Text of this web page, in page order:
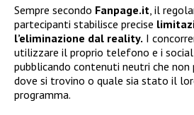
Sempre secondo Fanpage.it, il
partecipanti stabilisce precise
l’eliminazione dal reality. I
utilizzare il proprio telefono e i
pubblicando contenuti neutri che
dove si trovino o quale sia stato il
programma.